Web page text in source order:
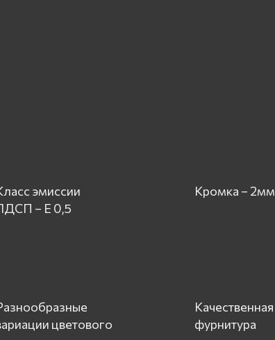
эмиссии
– Е 0,5
Кромка – 2мм
цветового
Качественная
фурнитура